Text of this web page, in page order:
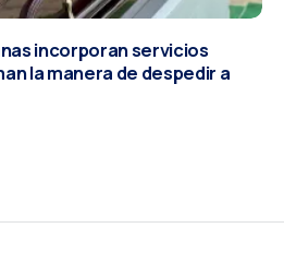
incorporan servicios
la manera de despedir a